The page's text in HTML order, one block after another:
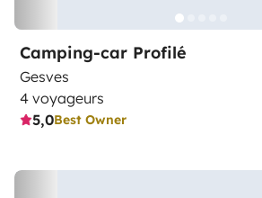
Camping-car Profilé
Gesves
4 voyageurs
5,0Best Owner